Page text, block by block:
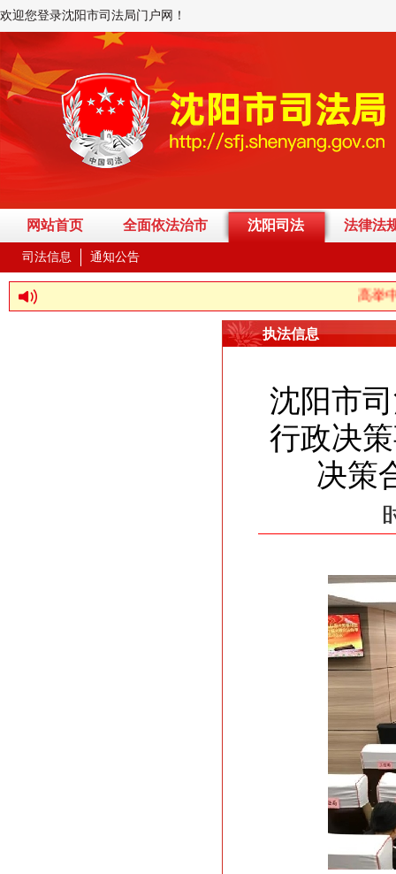
欢迎您登录沈阳市司法局门户网！
网站首页 全面依法治市 沈阳司法 法律法
司法信息 通知公告
高举中
执法信息
沈阳市
行政决
决策